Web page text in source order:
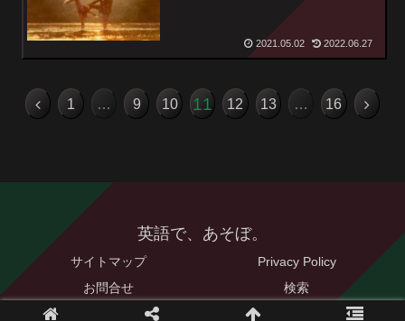
2021.05.02 2022.06.27
1 … 9 10 11 12 13 … 16
英語で、あそぼ。
サイトマップ
Privacy Policy
お問合せ
検索